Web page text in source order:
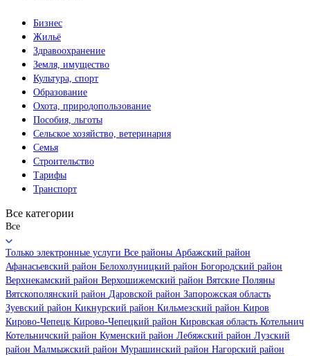
Бизнес
Жильё
Здравоохранение
Земля, имущество
Культура, спорт
Образование
Охота, природопользование
Пособия, льготы
Сельское хозяйство, ветеринария
Семья
Строительство
Тарифы
Транспорт
Все категории
Все
Только электронные услуги Все районы Арбажский район
Афанасьевский район Белохолуницкий район Богородский район
Верхнекамский район Верхошижемский район Вятские Поляны
Вятскополянский район Даровской район Запорожская область
Зуевский район Кикнурский район Кильмезский район Киров
Кирово-Чепецк Кирово-Чепецкий район Кировская область Котельнич
Котельничский район Куменский район Лебяжский район Лузский
район Малмыжский район Мурашинский район Нагорский район